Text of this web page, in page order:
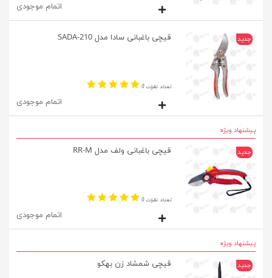
اتمام موجودی
جدید قیچی باغبانی سادا مدل SADA-210
تعداد نظرات 0
اتمام موجودی
پیشنهاد ویژه
جدید قیچی باغبانی ولف مدل RR-M
تعداد نظرات 0
اتمام موجودی
پیشنهاد ویژه
جدید قیچی شمشاد زن بهکو